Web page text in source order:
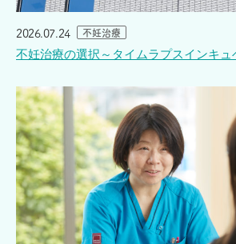
2026.07.24
不妊治療
不妊治療の選択～タイムラプスインキュ